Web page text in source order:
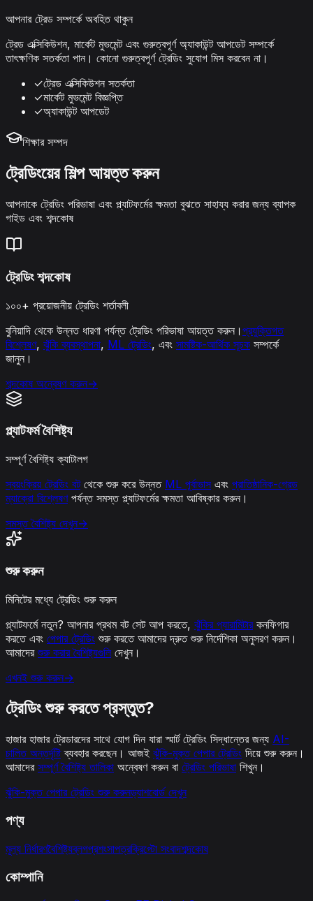
আপনার ট্রেড সম্পর্কে অবহিত থাকুন
ট্রেড এক্সিকিউশন, মার্কেট মুভমেন্ট এবং গুরুত্বপূর্ণ অ্যাকাউন্ট আপডেট সম্পর্কে
তাৎক্ষণিক সতর্কতা পান। কোনো গুরুত্বপূর্ণ ট্রেডিং সুযোগ মিস করবেন না।
✓ট্রেড এক্সিকিউশন সতর্কতা
✓মার্কেট মুভমেন্ট বিজ্ঞপ্তি
✓অ্যাকাউন্ট আপডেট
শিক্ষার সম্পদ
ট্রেডিংয়ের শিল্প আয়ত্ত করুন
আপনাকে ট্রেডিং পরিভাষা এবং প্ল্যাটফর্মের ক্ষমতা বুঝতে সাহায্য করার জন্য ব্যাপক
গাইড এবং শব্দকোষ
ট্রেডিং শব্দকোষ
১০০+ প্রয়োজনীয় ট্রেডিং শর্তাবলী
বুনিয়াদি থেকে উন্নত ধারণা পর্যন্ত ট্রেডিং পরিভাষা আয়ত্ত করুন। প্রযুক্তিগত
বিশ্লেষণ, ঝুঁকি ব্যবস্থাপনা, ML ট্রেডিং, এবং সামষ্টিক-আর্থিক সূচক সম্পর্কে
জানুন।
শব্দকোষ অন্বেষণ করুন→
প্ল্যাটফর্ম বৈশিষ্ট্য
সম্পূর্ণ বৈশিষ্ট্য ক্যাটালগ
স্বয়ংক্রিয় ট্রেডিং বটথেকে শুরু করে উন্নত ML পূর্বাভাস এবং প্রাতিষ্ঠানিক-গ্রেড
ম্যাক্রো বিশ্লেষণপর্যন্ত সমস্ত প্ল্যাটফর্মের ক্ষমতা আবিষ্কার করুন।
সমস্ত বৈশিষ্ট্য দেখুন→
শুরু করুন
মিনিটের মধ্যে ট্রেডিং শুরু করুন
প্ল্যাটফর্মে নতুন? আপনার প্রথম বট সেট আপ করতে, ঝুঁকির প্যারামিটারকনফিগার
করতে এবং পেপার ট্রেডিং শুরু করতে আমাদের দ্রুত শুরু নির্দেশিকা অনুসরণ করুন।
আমাদের শুরু করার বৈশিষ্ট্যগুলি দেখুন।
এখনই শুরু করুন→
ট্রেডিং শুরু করতে প্রস্তুত?
হাজার হাজার ট্রেডারদের সাথে যোগ দিন যারা স্মার্ট ট্রেডিং সিদ্ধান্তের জন্য AI-
চালিত অন্তর্দৃষ্টিব্যবহার করছেন। আজই ঝুঁকি-মুক্ত পেপার ট্রেডিং দিয়ে শুরু করুন।
আমাদের সম্পূর্ণ বৈশিষ্ট্য তালিকা অন্বেষণ করুন বা ট্রেডিং পরিভাষা শিখুন।
ঝুঁকি-মুক্ত পেপার ট্রেডিং শুরু করুনড্যাশবোর্ড দেখুন
পণ্য
মূল্য নির্ধারণবৈশিষ্ট্যব্লগপ্রশংসাপত্রক্রিপ্টো সংবাদশব্দকোষ
কোম্পানি